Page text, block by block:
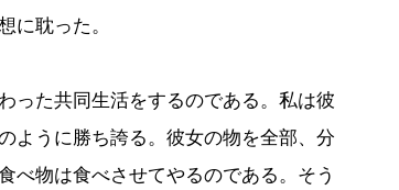
に耽った。
った共同生活をするのである。私は彼
ように勝ち誇る。彼女の物を全部、分
べ物は食べさせてやるのである。そう